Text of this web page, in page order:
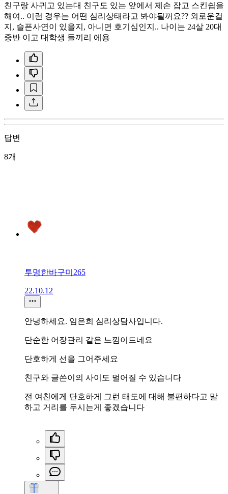
친구랑 사귀고 있는대 친구도 있는 앞에서 제손 잡고 스킨쉽을
해여.. 이런 경우는 어떤 심리상태라고 봐야될꺼요?? 외로운걸
지, 슬픈사연이 있을지, 아니면 호기심인지.. 나이는 24살 20대
중반 이고 대학생 들끼리 에용
답변
8개
투명한바구미265
22.10.12
안녕하세요. 임은희 심리상담사입니다.
단순한 어장관리 같은 느낌이드네요
단호하게 선을 그어주세요
친구와 글쓴이의 사이도 멀어질 수 있습니다
전 여친에게 단호하게 그런 태도에 대해 불편하다고 말
하고 거리를 두시는게 좋겠습니다